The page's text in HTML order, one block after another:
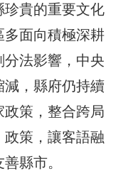
珍貴的重要文化
多面向積極深耕
法影響，中央
減，縣府仍持續
策，整合跨局
政策，讓客語融
縣市。